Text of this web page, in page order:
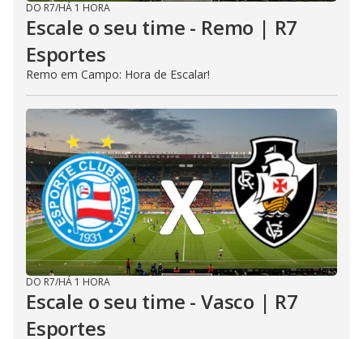
DO R7/HÁ 1 HORA
Escale o seu time - Remo | R7
Esportes
Remo em Campo: Hora de Escalar!
DO R7/HÁ 1 HORA
Escale o seu time - Vasco | R7
Esportes